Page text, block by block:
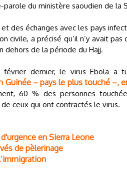
du ministère saoudien de la
des échanges avec les pays
civile, a précisé qu’il n’y avait
dehors de la période du Hajj.
dernier, le virus Ebola a
Guinée – pays le plus touché –,
60 % des personnes
ceux qui ont contractés le virus.
en Sierra Leone
de pèlerinage